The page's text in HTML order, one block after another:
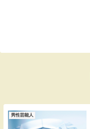
男性芸能人